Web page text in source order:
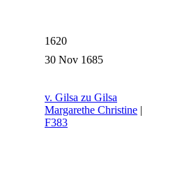
1620
30 Nov 1685
v. Gilsa zu Gilsa
Margarethe Christine |
F383